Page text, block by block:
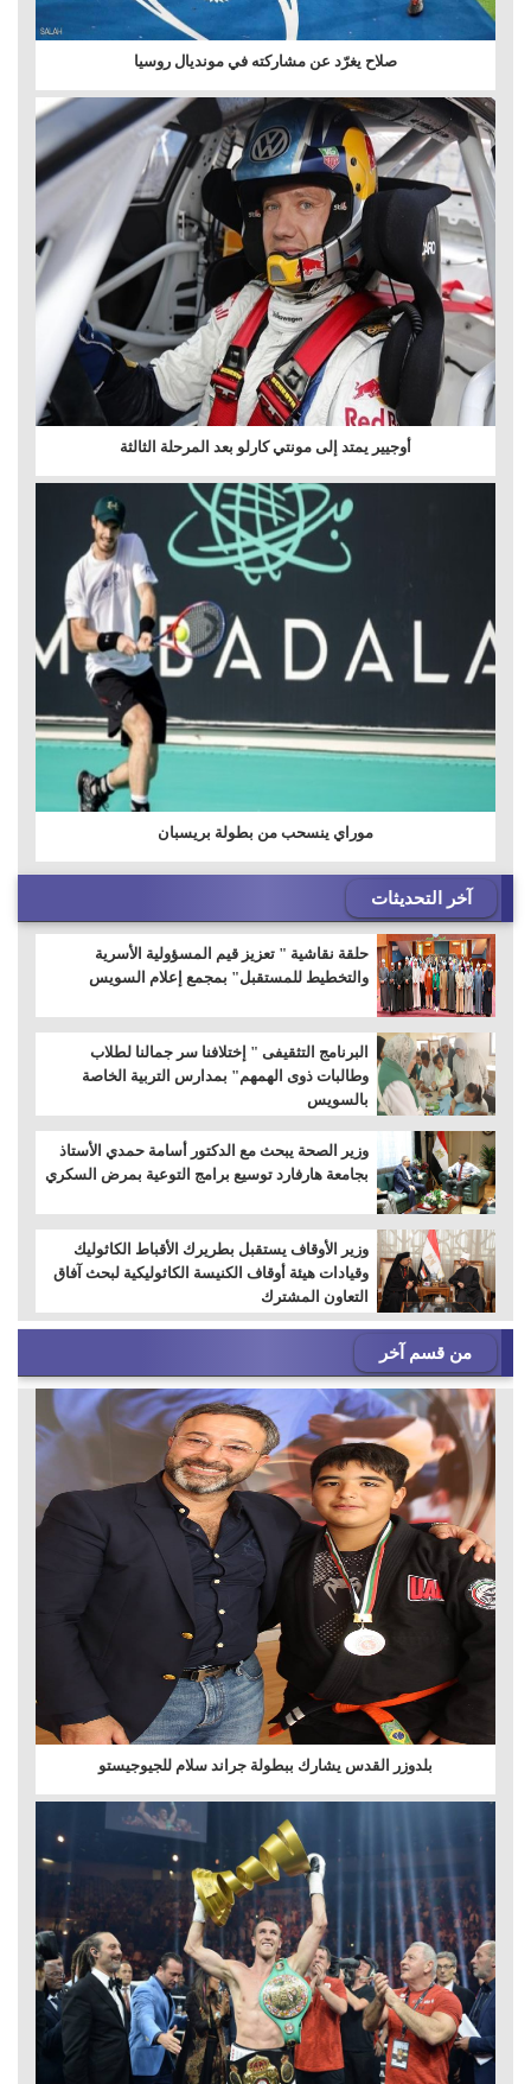
صلاح يغرّد عن مشاركته في مونديال روسيا
أوجيير يمتد إلى مونتي كارلو بعد المرحلة الثالثة
موراي ينسحب من بطولة بريسبان
آخر التحديثات
حلقة نقاشية " تعزيز قيم المسؤولية الأسرية
والتخطيط للمستقبل" بمجمع إعلام السويس
البرنامج التثقيفى " إختلافنا سر جمالنا لطلاب
وطالبات ذوى الهمهم" بمدارس التربية الخاصة
بالسويس
وزير الصحة يبحث مع الدكتور أسامة حمدي الأستاذ
بجامعة هارفارد توسيع برامج التوعية بمرض السكري
وزير الأوقاف يستقبل بطريرك الأقباط الكاثوليك
وقيادات هيئة أوقاف الكنيسة الكاثوليكية لبحث آفاق
التعاون المشترك
من قسم آخر
بلدوزر القدس يشارك ببطولة جراند سلام للجيوجيستو